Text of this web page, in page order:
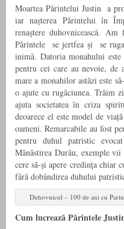
Moartea Părintelui Justin a
iar nașterea Părintelui în
renaștere duhovnicească.
Părintele se jertfea și se
inimă. Datoria monahului
pentru cei care au nevoie, de
mare a monahilor astăzi este
o ajute cu rugăciunea. Trăim
ajuta societatea în criza
deoarece el este model de
oameni. Remarcabile au fost
pentru duhul patristic
Mănăstirea Durău, exemple
cere să-și apere credința
fără dobândirea duhului
Duhovnicul – 100 de ani cu
Cum lucrează Părintele